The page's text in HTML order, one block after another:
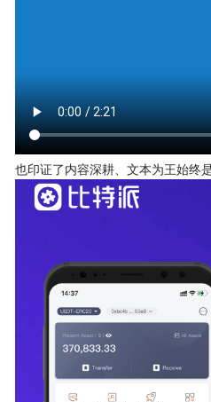
也印证了内容深耕、文本为王始终